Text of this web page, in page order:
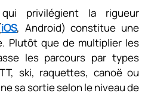
privilégient la rigueur
iOS, Android) constitue une
Plutôt que de multiplier les
les parcours par types
ski, raquettes, canoë ou
sa sortie selon le niveau de